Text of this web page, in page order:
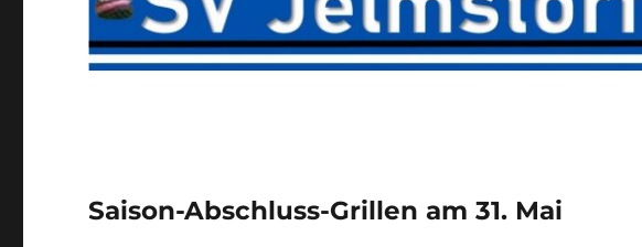
Saison-Abschluss-Grillen am 31. Mai